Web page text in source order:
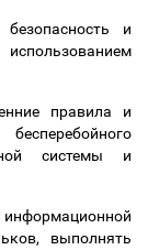
и
правила и
системы и
выполнять